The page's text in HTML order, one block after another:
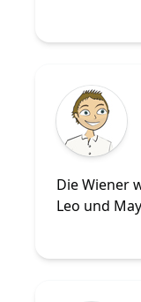
Die Wiener
Leo und